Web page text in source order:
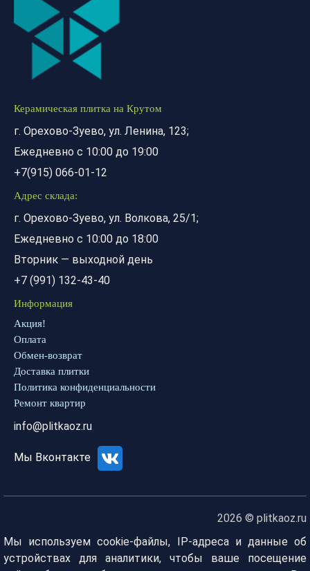
Керамическая плитка на Крутом
г. Орехово-Зуево, ул. Ленина, 123;
Ежедневно с 10:00 до 19:00
+7(915) 066-01-12
Адрес склада:
г. Орехово-Зуево, ул. Волкова, 25/1;
Ежедневно с 10:00 до 18:00
Вторник — выходной день
+7 (991) 132-43-40
Информация
Акция!
Оплата
Обмен-возврат
Доставка плитки
Политика конфиденциальности
Ремонт квартир
info@plitkaoz.ru
Мы Вконтакте
2026 © plitkaoz.ru
Мы используем cookie-файлы, IP-адреса и данные об
устройствах для аналитики, чтобы ваше посещение